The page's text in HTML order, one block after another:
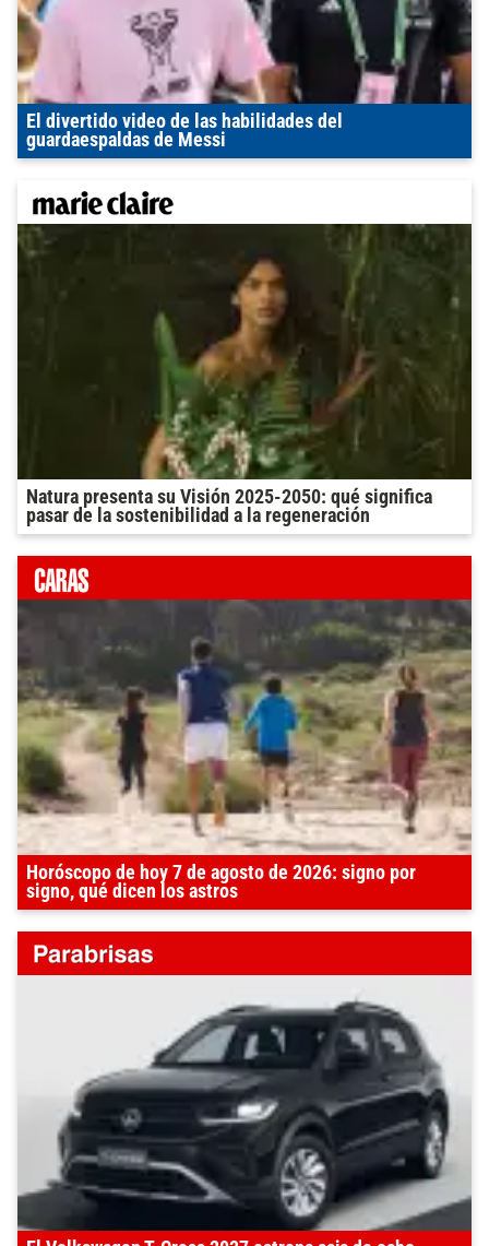
El divertido video de las habilidades del
guardaespaldas de Messi
Natura presenta su Visión 2025-2050: qué significa
pasar de la sostenibilidad a la regeneración
Horóscopo de hoy 7 de agosto de 2026: signo por
signo, qué dicen los astros